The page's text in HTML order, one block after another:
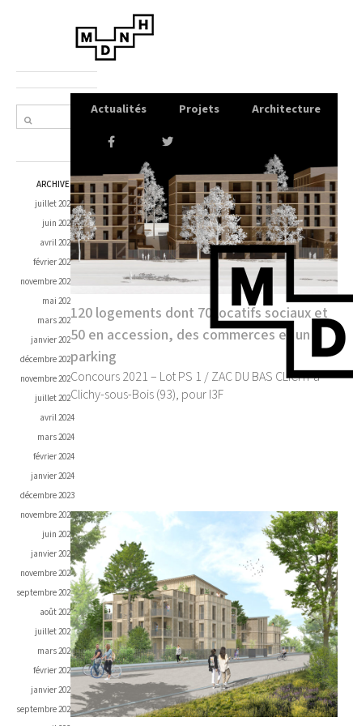
Actualités Projets Architecture
ARCHIVES
juillet 2026
juin 2026
avril 2026
février 2026
novembre 2025
mai 2025
mars 2025
janvier 2025
décembre 2024
novembre 2024
juillet 2024
avril 2024
mars 2024
février 2024
janvier 2024
décembre 2023
novembre 2023
juin 2023
janvier 2023
novembre 2022
septembre 2022
août 2022
juillet 2022
mars 2022
février 2022
janvier 2022
septembre 2021
ly
powe
red by
Word
Press
120 logements dont 70 locatifs sociaux et
50 en accession, des commerces et un
parking
Concours 2021 – Lot PS 1 / ZAC DU BAS CLICHY à
Clichy-sous-Bois (93), pour I3F